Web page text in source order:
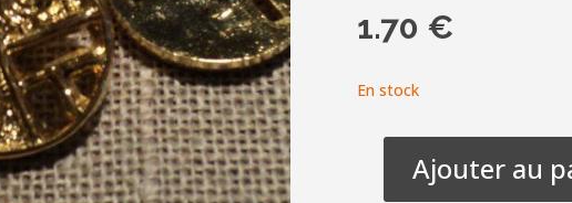
1.70 €
En stock
quantitéAjouter au